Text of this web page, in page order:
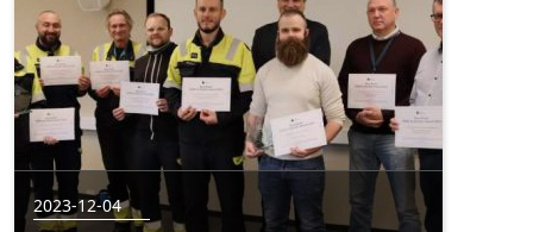
2023-12-04